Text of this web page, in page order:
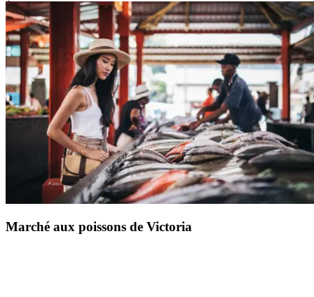
À 5km de bateau de votre Resort Club Med Seychelles,
Arul Mihu Navasakthi Vinayagar
À un peu plus de 5km de bateau de votreResort Club Med
Seychelles
, rejoignezVictoria, la capitale de l’archipel, sur l’île de
Mahé, pour découvrir l’ un de ses monuments les plus
emblématiques. Le temple Arul Mihu Navasakthi Vinayagar estle
seul édifice hindou des Seychelles.Erigé en 1992, il fait figure
d’ovni avec son architecture inspirée des temples du sud de l’Inde.
Si le sanctuaire intérieur permet de découvrirune belle statue du
dieu Vinayaka, aussi connu sous le nom de Ganesh, son aspect
extérieur impressionne déjà avec ses nombreuses statues et ses
teintures vives bleues, jaunes, rouges, soulignées de liserés dorés.
Marché aux poissons de Victoria